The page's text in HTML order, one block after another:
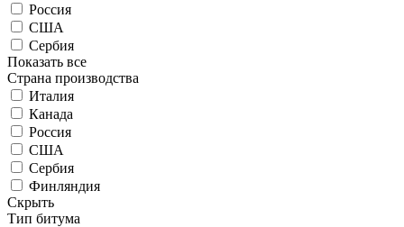
Россия
США
Сербия
Показать все
Страна производства
Италия
Канада
Россия
США
Сербия
Финляндия
Скрыть
Тип битума